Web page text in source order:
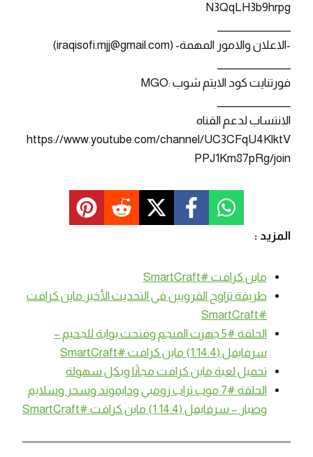
N3QqLH3b9hrpg
-الاعلان والامور المهمة- (iraqisofi.mjj@gmail.com)
فورتنايت كود الايتم شوب :MGO
الانتساب لدعم القناه
https://www.youtube.com/channel/UC3CFqU4KlktV
PPJ1Km87pRg/join
المزيد :
ماين كرافت #SmartCraft
طريقة تزاوج القرويين في التحديث الأخير ماين كرافت
#SmartCraft
الحلقة #5 جهزت المنجم وفتحت بوابة للجحيم –
سرفايفل (1.14.4) ماين كرافت #SmartCraft
تحميل لعبة ماين كرافت مجانًا وبكل سهولة
الحلقة #7 موب تراب زومبي ودايموند وسحر وسلايم
وصبار – سرفايفل (1.14.4) ماين كرافت #SmartCraft